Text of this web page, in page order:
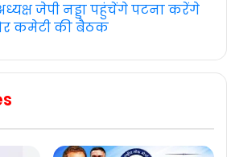
जेपी नड्डा पहुंचेंगे पटना करेंगे
कमेटी की बैठक